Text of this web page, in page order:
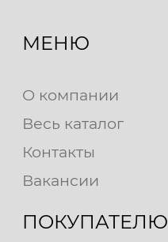
МЕНЮ
О компании
Весь каталог
Контакты
Вакансии
ПОКУПАТЕЛЮ